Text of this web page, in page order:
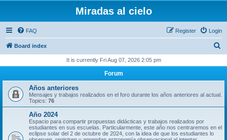
Miradas al cielo
FAQ Login
Register
Board index
r
h
It is currently Fri Aug 07, 2026 2:05 pm
Forum
Años anteriores
Mensajes y trabajos realizados en el foro durante los años anteriores al actual.
Topics: 76
Año 2024
Espacio para compartir propuestas didácticas y trabajos realizados por
estudiantes en sus escuelas. Particularmente, este año nos centraremos en el
eclipse solar del 2 de octubre de 2024, con la idea de que los estudiantes lo